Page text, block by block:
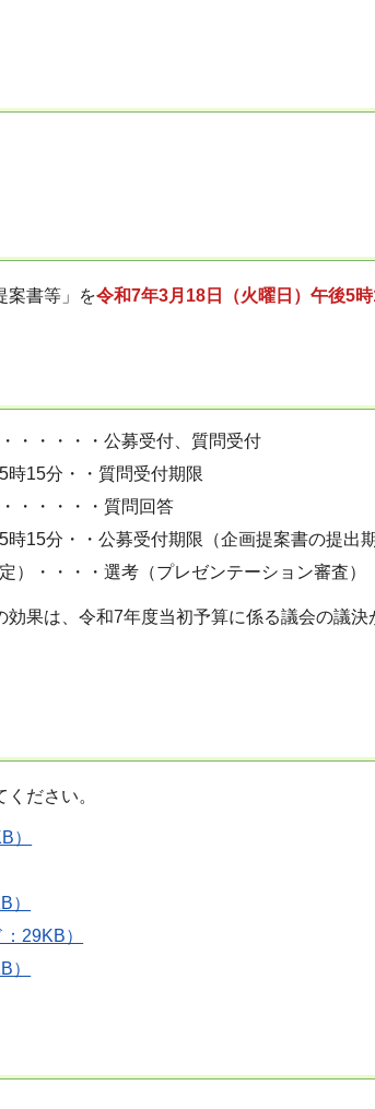
案書等」を令和7年3月18日（火曜日）午後5
・・・・・公募受付、質問受付
時15分・・質問受付期限
・・・・・質問回答
15分・・公募受付期限（企画提案書の提出期
）・・・・選考（プレゼンテーション審査）
果は、令和7年度当初予算に係る議会の議
ださい。
）
）
29KB）
）